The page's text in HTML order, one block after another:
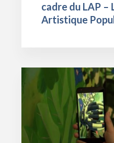
cadre du LAP
Artistique